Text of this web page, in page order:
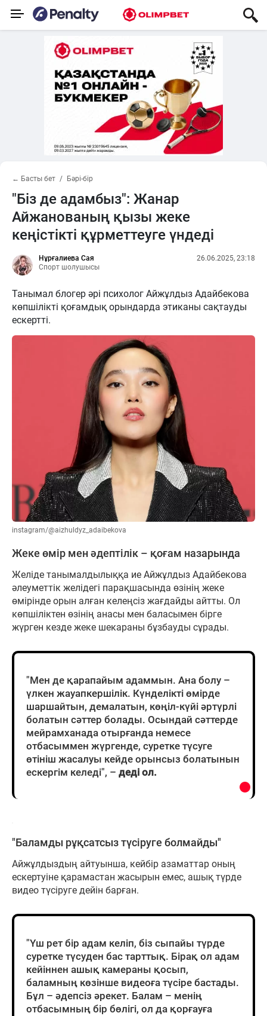
← Басты бет Бәрі-бір
"Біз де адамбыз": Жанар
Айжанованың қызы жеке
кеңістікті құрметтеуге үндеді
Нұрғалиева Сая
Спорт шолушысы
26.06.2025, 23:18
Танымал блогер әрі психолог Айжұлдыз Адайбекова
көпшілікті қоғамдық орындарда этиканы сақтауды
ескертті.
instagram/@aizhuldyz_adaibekova
Жеке өмір мен әдептілік – қоғам назарында
Желіде танымалдылыққа ие Айжұлдыз Адайбекова
әлеуметтік желідегі парақшасында өзінің жеке
өмірінде орын алған келеңсіз жағдайды айтты. Ол
көпшіліктен өзінің анасы мен баласымен бірге
жүрген кезде жеке шекараны бұзбауды сұрады.
"Мен де қарапайым адаммын. Ана болу –
үлкен жауапкершілік. Күнделікті өмірде
шаршайтын, демалатын, көңіл-күйі әртүрлі
болатын сәттер болады. Осындай сәттерде
мейрамханада отырғанда немесе
отбасыммен жүргенде, суретке түсуге
өтініш жасалуы кейде орынсыз болатынын
ескергім келеді", – деді ол.
"Баламды рұқсатсыз түсіруге болмайды"
Айжұлдыздың айтуынша, кейбір азаматтар оның
ескертуіне қарамастан жасырын емес, ашық түрде
видео түсіруге дейін барған.
"Үш рет бір адам келіп, біз сыпайы түрде
суретке түсуден бас тарттық. Бірақ ол адам
кейіннен ашық камераны қосып,
баламның көзінше видеоға түсіре бастады.
Бұл – әдепсіз әрекет. Балам – менің
отбасымның бір бөлігі, ол да қорғауға